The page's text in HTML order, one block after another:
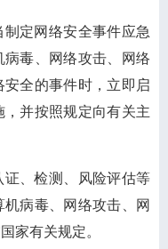
定网络安全事件应急
毒、网络攻击、网络
全的事件时，立即启
并按照规定向有关主
、检测、风险评估等
病毒、网络攻击、网
家有关规定。